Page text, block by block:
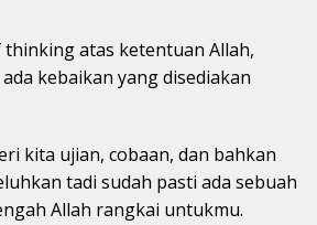
atas ketentuan Allah,
kebaikan yang disediakan
kita ujian, cobaan, dan bahkan
tadi sudah pasti ada sebuah
Allah rangkai untukmu.